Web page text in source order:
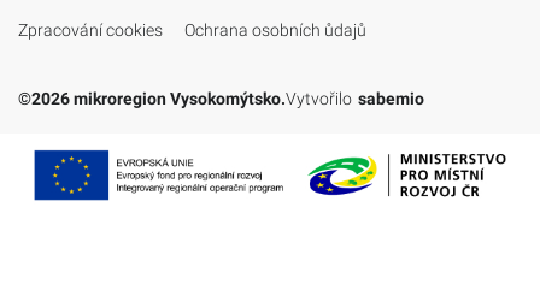
Zpracování cookies Ochrana osobních ůdajů
©2026 mikroregion Vysokomýtsko.Vytvořilo sabemio